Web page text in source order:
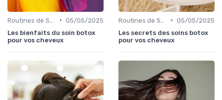
• 05/05/2025
Les bienfaits du soin botox
pour vos cheveux
• 05/05/2025
Les secrets des soins botox
pour vos cheveux